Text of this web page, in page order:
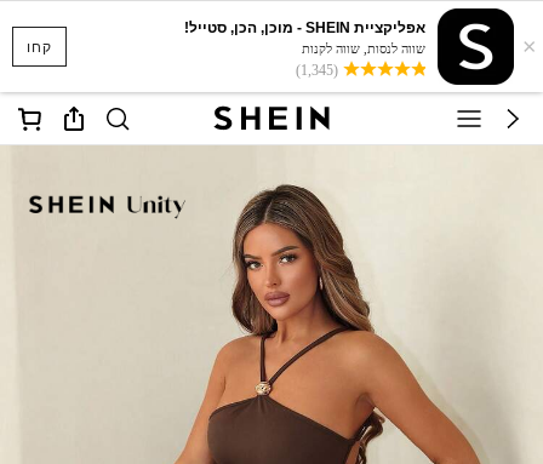
קחו ×
אפליקציית SHEIN - מוכן, הכן, סטייל!
שווה לנסות, שווה לקנות
(1,345)